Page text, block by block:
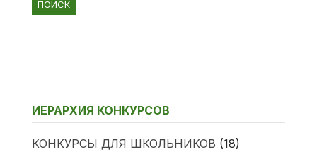
ИЕРАРХИЯ КОНКУРСОВ
КОНКУРСЫ ДЛЯ ШКОЛЬНИКОВ (18)